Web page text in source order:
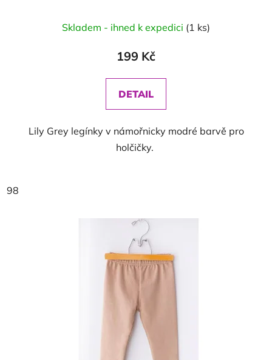
Skladem - ihned k expedici (1 ks)
199 Kč
DETAIL
Lily Grey legínky v námořnicky modré barvě pro
holčičky.
98